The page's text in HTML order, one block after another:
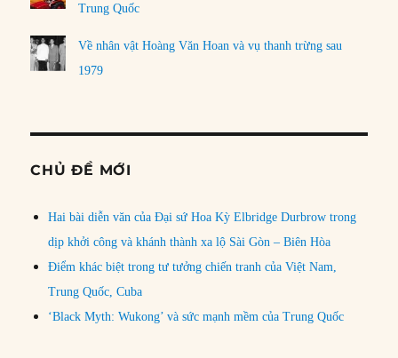
Trung Quốc
Về nhân vật Hoàng Văn Hoan và vụ thanh trừng sau
1979
CHỦ ĐỀ MỚI
Hai bài diễn văn của Đại sứ Hoa Kỳ Elbridge Durbrow trong
dịp khởi công và khánh thành xa lộ Sài Gòn – Biên Hòa
Điểm khác biệt trong tư tưởng chiến tranh của Việt Nam,
Trung Quốc, Cuba
‘Black Myth: Wukong’ và sức mạnh mềm của Trung Quốc